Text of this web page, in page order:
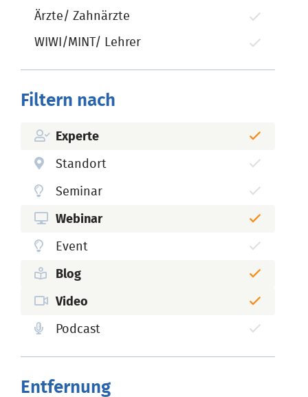
Ärzte/ Zahnärzte
WIWI/MINT/ Lehrer
Filtern nach
Experte
Standort
Seminar
Webinar
Event
Blog
Video
Podcast
Entfernung